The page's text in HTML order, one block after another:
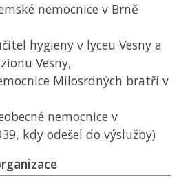
nemocnice v Brně
hygieny v lyceu Vesny a
Vesny,
Milosrdných bratří v
nemocnice v
kdy odešel do výslužby)